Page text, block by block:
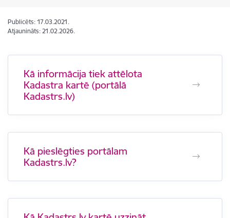
Publicēts: 17.03.2021.
Atjaunināts: 21.02.2026.
Kā informācija tiek attēlota
Kadastra kartē (portālā
Kadastrs.lv)
Kā pieslēgties portālam
Kadastrs.lv?